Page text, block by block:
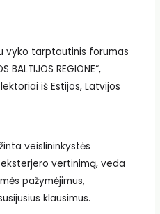
vyko tarptautinis forumas
BALTIJOS REGIONE“,
iš Estijos, Latvijos
veislininkystės
vertinimą, veda
pažymėjimus,
klausimus.